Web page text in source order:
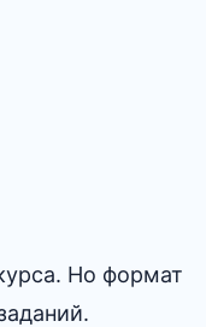
Но формат